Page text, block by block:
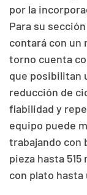
por la
Para su
contará con un
torno cuenta
que posibilitan
reducción de
fiabilidad y
equipo puede
trabajando con
pieza hasta
con plato hasta